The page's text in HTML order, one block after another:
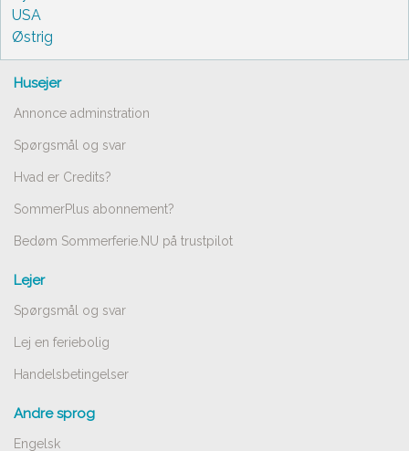
USA
Østrig
Husejer
Annonce adminstration
Spørgsmål og svar
Hvad er Credits?
SommerPlus abonnement?
Bedøm Sommerferie.NU på trustpilot
Lejer
Spørgsmål og svar
Lej en feriebolig
Handelsbetingelser
Andre sprog
Engelsk